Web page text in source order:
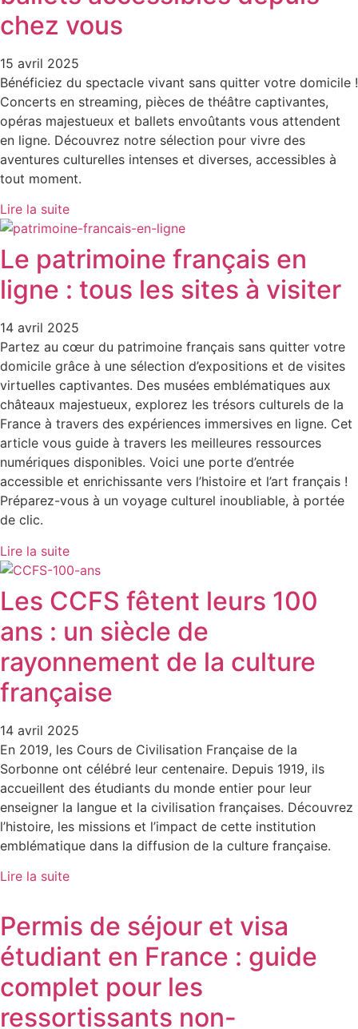
chez vous
15 avril 2025
Bénéficiez du spectacle vivant sans quitter votre domicile !
Concerts en streaming, pièces de théâtre captivantes,
opéras majestueux et ballets envoûtants vous attendent
en ligne. Découvrez notre sélection pour vivre des
aventures culturelles intenses et diverses, accessibles à
tout moment.
Lire la suite
Le patrimoine français en
ligne : tous les sites à visiter
14 avril 2025
Partez au cœur du patrimoine français sans quitter votre
domicile grâce à une sélection d’expositions et de visites
virtuelles captivantes. Des musées emblématiques aux
châteaux majestueux, explorez les trésors culturels de la
France à travers des expériences immersives en ligne. Cet
article vous guide à travers les meilleures ressources
numériques disponibles. Voici une porte d’entrée
accessible et enrichissante vers l’histoire et l’art français !
Préparez-vous à un voyage culturel inoubliable, à portée
de clic.
Lire la suite
Les CCFS fêtent leurs 100
ans : un siècle de
rayonnement de la culture
française​
14 avril 2025
En 2019, les Cours de Civilisation Française de la
Sorbonne ont célébré leur centenaire. Depuis 1919, ils
accueillent des étudiants du monde entier pour leur
enseigner la langue et la civilisation françaises. Découvrez
l’histoire, les missions et l’impact de cette institution
emblématique dans la diffusion de la culture française.​
Lire la suite
Permis de séjour et visa
étudiant en France : guide
complet pour les
ressortissants non-